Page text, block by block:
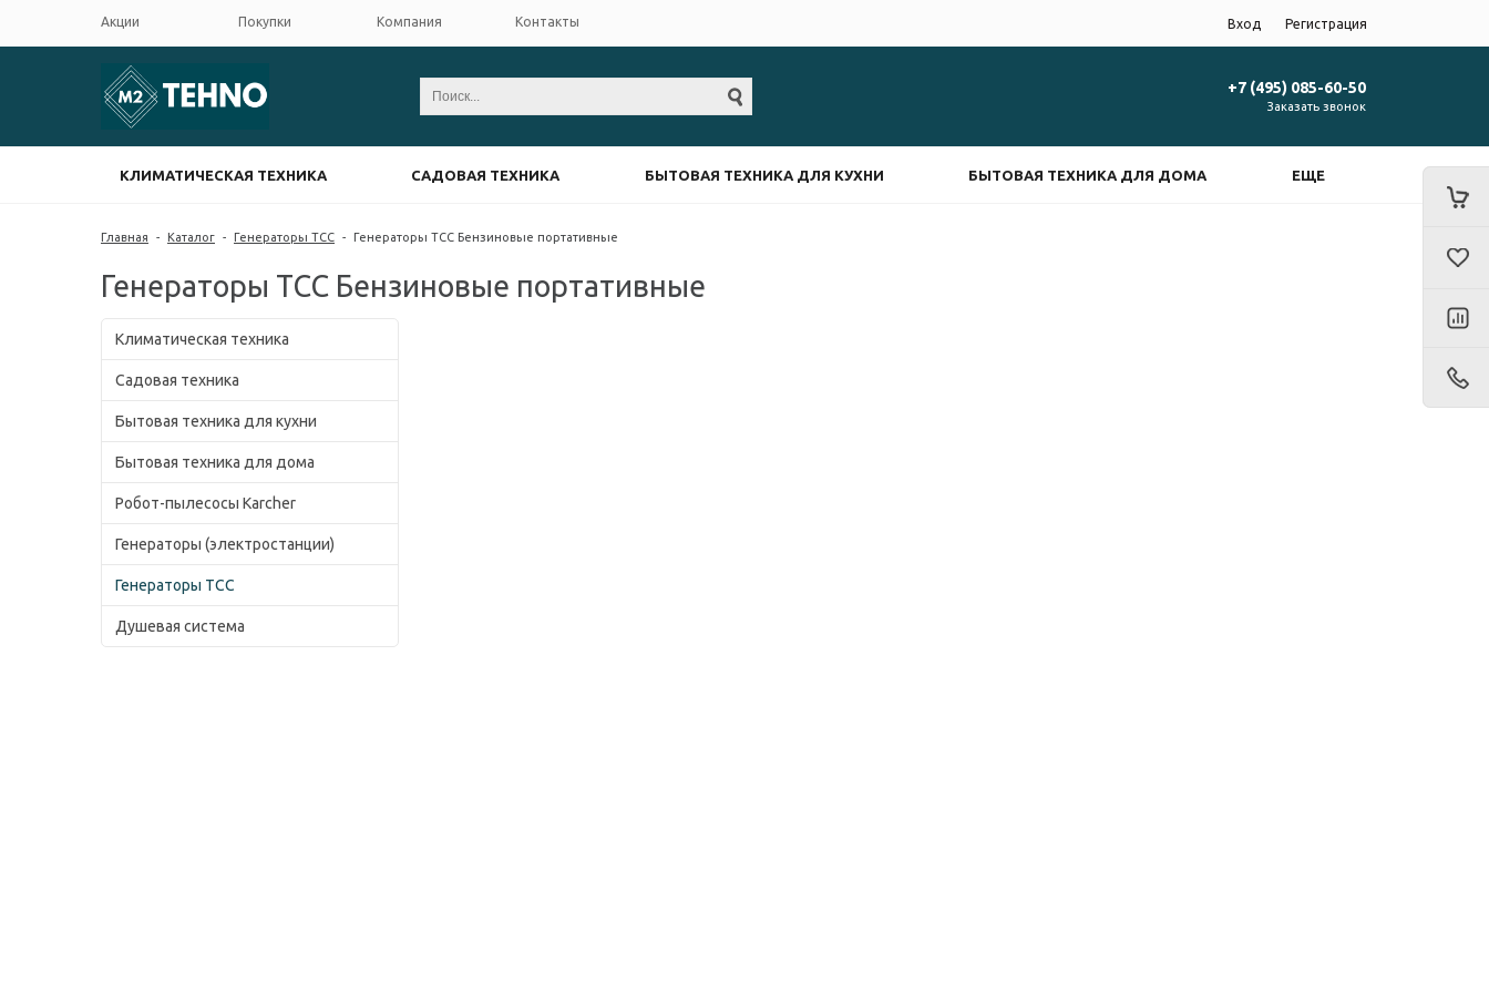
Вход Регистрация
Акции Покупки Компания Контакты
+7 (495) 085-60-50
Заказать звонок
КЛИМАТИЧЕСКАЯ ТЕХНИКА САДОВАЯ ТЕХНИКА БЫТОВАЯ ТЕХНИКА ДЛЯ КУХНИ БЫТОВАЯ ТЕХНИКА ДЛЯ ДОМА ЕЩЕ
Главная - Каталог - Генераторы ТСС - Генераторы ТСС Бензиновые портативные
Генераторы ТСС Бензиновые портативные
Климатическая техника
Садовая техника
Бытовая техника для кухни
Бытовая техника для дома
Робот-пылесосы Karcher
Генераторы (электростанции)
Генераторы ТСС
Душевая система